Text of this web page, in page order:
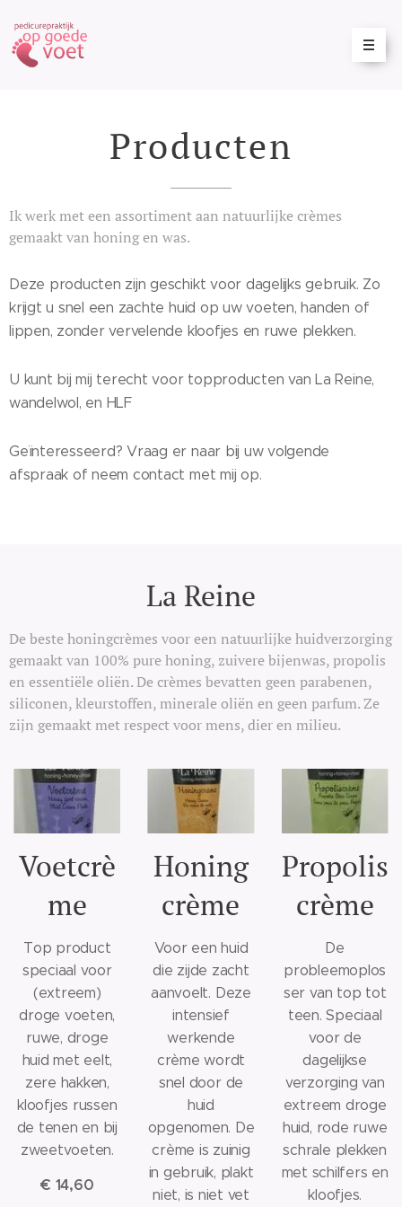
Producten
Ik werk met een assortiment aan natuurlijke crèmes
gemaakt van honing en was.
Deze producten zijn geschikt voor dagelijks gebruik. Zo
krijgt u snel een zachte huid op uw voeten, handen of
lippen, zonder vervelende kloofjes en ruwe plekken.
U kunt bij mij terecht voor topproducten van La Reine,
wandelwol, en HLF
Geïnteresseerd? Vraag er naar bij uw volgende
afspraak of neem contact met mij op.
La Reine
De beste honingcrèmes voor een natuurlijke huidverzorging
gemaakt van 100% pure honing, zuivere bijenwas, propolis
en essentiële oliën. De crèmes bevatten geen parabenen,
siliconen, kleurstoffen, minerale oliën en geen parfum. Ze
zijn gemaakt met respect voor mens, dier en milieu.
Voetcrè
me
Top product
speciaal voor
(extreem)
droge voeten,
ruwe, droge
huid met eelt,
zere hakken,
kloofjes russen
de tenen en bij
zweetvoeten.
€ 14,60
Honing
crème
Voor een huid
die zijde zacht
aanvoelt. Deze
intensief
werkende
crème wordt
snel door de
huid
opgenomen. De
crème is zuinig
in gebruik, plakt
niet, is niet vet
Propolis
crème
De
probleemoplos
ser van top tot
teen. Speciaal
voor de
dagelijkse
verzorging van
extreem droge
huid, rode ruwe
schrale plekken
met schilfers en
kloofjes.